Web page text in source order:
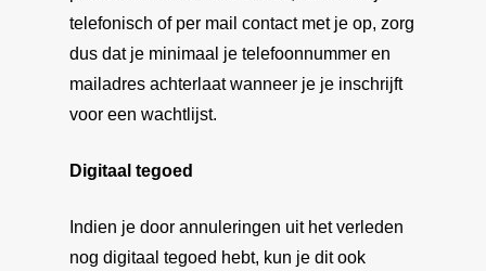
telefonisch of per mail contact met je op, zorg
dus dat je minimaal je telefoonnummer en
mailadres achterlaat wanneer je je inschrijft
voor een wachtlijst.
Digitaal tegoed
Indien je door annuleringen uit het verleden
nog digitaal tegoed hebt, kun je dit ook